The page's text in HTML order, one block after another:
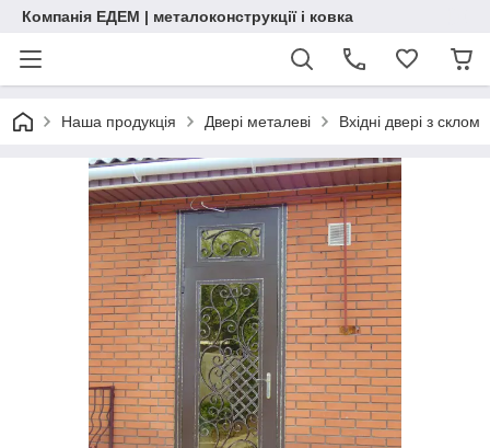
Компанія ЕДЕМ | металоконструкції і ковка
Наша продукція Двері металеві Вхідні двері з склом